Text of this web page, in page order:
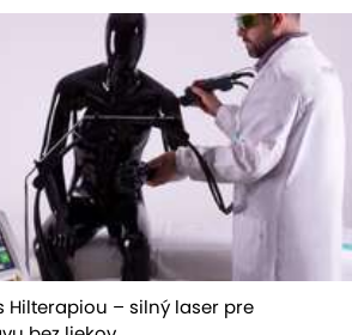
Hilterapiou – silný laser pre